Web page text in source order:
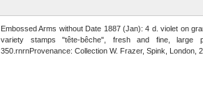
Embossed Arms without Date 1887 (Jan): 4 d. violet on
variety stamps "tête-bêche", fresh and fine,
350.rnrnProvenance: Collection W. Frazer, Spink, London,